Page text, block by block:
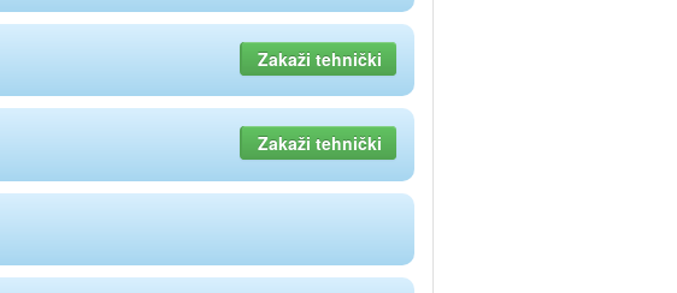
Zakaži tehnički
Zakaži tehnički